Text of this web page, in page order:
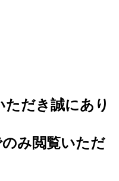
だき誠にあり
み閲覧いただ